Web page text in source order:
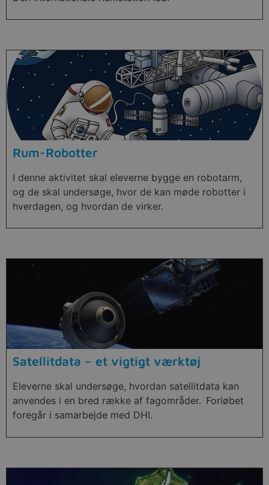
Rum-Robotter
I denne aktivitet skal eleverne bygge en robotarm,
og de skal undersøge, hvor de kan møde robotter i
hverdagen, og hvordan de virker.
Satellitdata – et vigtigt værktøj
Eleverne skal undersøge, hvordan satellitdata kan
anvendes i en bred række af fagområder. Forløbet
foregår i samarbejde med DHI.